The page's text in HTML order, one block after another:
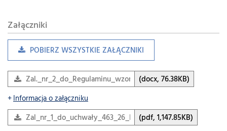
Załączniki
POBIERZ WSZYSTKIE ZAŁĄCZNIKI
Zal._nr_2_do_Regulaminu_wzor_umowy_priorytet_1_2
(docx, 76.38KB)
Informacja o załączniku
Zal_nr_1_do_uchwały_463_26_Regulamin_konkursu
(pdf, 1,147.85KB)